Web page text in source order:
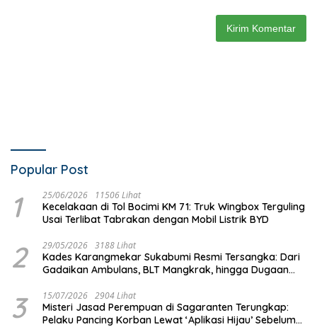
Popular Post
1 25/06/2026 11506 Lihat
Kecelakaan di Tol Bocimi KM 71: Truk Wingbox Terguling
Usai Terlibat Tabrakan dengan Mobil Listrik BYD
2 29/05/2026 3188 Lihat
Kades Karangmekar Sukabumi Resmi Tersangka: Dari
Gadaikan Ambulans, BLT Mangkrak, hingga Dugaan
3 15/07/2026 2904 Lihat
Misteri Jasad Perempuan di Sagaranten Terungkap:
Pelaku Pancing Korban Lewat ‘Aplikasi Hijau’ Sebelum